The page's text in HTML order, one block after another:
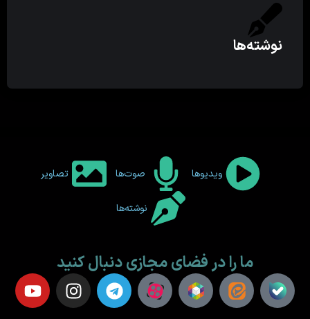
نوشته‌ها
ویدیوها صوت‌ها تصاویر
نوشته‌ها
ما را در فضای مجازی دنبال کنید